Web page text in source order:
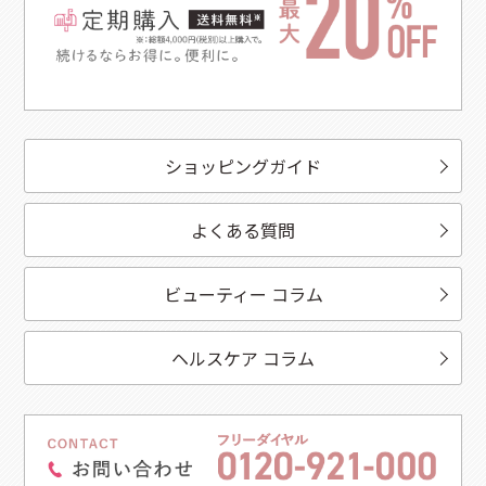
ショッピングガイド
よくある質問
ビューティー コラム
ヘルスケア コラム